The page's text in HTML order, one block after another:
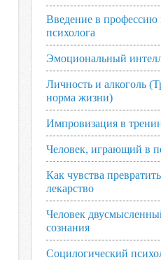
Введение в профессию
психолога
Эмоциональный
Личность и алкоголь
норма жизни)
Импровизация в
Человек, играющий в
Как чувства
лекарство
Человек
сознания
Социлогический